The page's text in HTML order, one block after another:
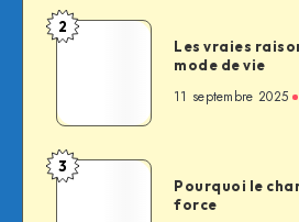
son
image
Les
de
son
mode
2
Les vraies
mode de vie
11 septembre 2025
Pourquoi
3
Pourquoi le
force